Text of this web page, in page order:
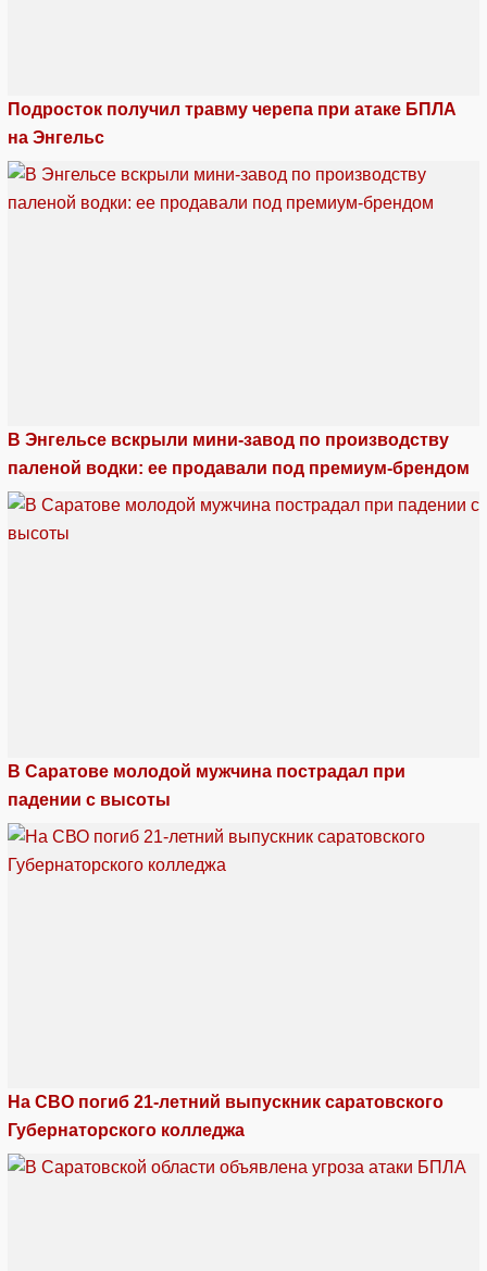
Подросток получил травму черепа при атаке БПЛА
на Энгельс
В Энгельсе вскрыли мини-завод по производству
паленой водки: ее продавали под премиум-брендом
В Саратове молодой мужчина пострадал при
падении с высоты
На СВО погиб 21-летний выпускник саратовского
Губернаторского колледжа